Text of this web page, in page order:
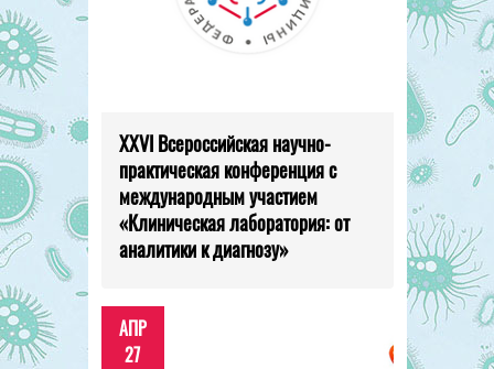
XXVI Всероссийская научно-
практическая конференция с
международным участием
«Клиническая лаборатория: от
аналитики к диагнозу»
АПР
27